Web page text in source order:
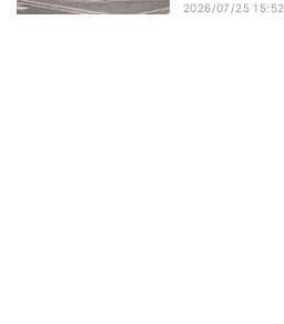
2026/07/25 15:52